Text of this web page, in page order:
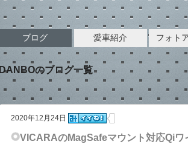
ブログ 愛車紹介 フォト
DANBOのブログ一覧
2020年12月24日
VICARAのMagSafeマウント対応Qi